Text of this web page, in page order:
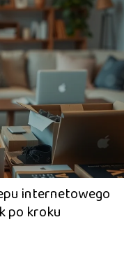
internetowego
po kroku